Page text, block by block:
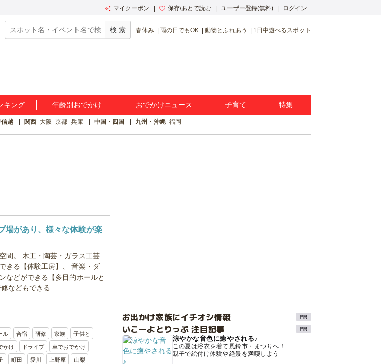
マイクーポン 保存/あとで読む ユーザー登録(無料) ログイン
春休み 雨の日でもOK 動物とふれあう 1日中遊べるスポット
キング 年齢別おでかけ おでかけニュース 子育て 特集
越 関西 大阪 京都 兵庫 中国・四国 九州・沖縄 福岡
場があり、様々な体験が楽
間。 木工・陶芸・ガラス工芸
きる【体験工房】、 音楽・ダ
などができる【多目的ホールと
などもできる...
ル 合宿 研修 家族 子供と
かけ ドライブ 車でおでかけ
町田 愛川 上野原 山梨
お出かけ家族にイチオシ情報
いこーよとりっぷ 注目記事
涼やかな音色に癒やされる♪
この夏は浴衣を着て風鈴市・まつりへ！
親子で絵付け体験や絶景を満喫しよう